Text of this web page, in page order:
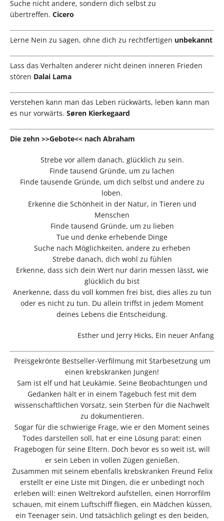
Suche nicht andere, sondern dich selbst zu
übertreffen. Cicero
Lerne Nein zu sagen, ohne dich zu rechtfertigen unbekannt
Lass das Verhalten anderer nicht deinen inneren Frieden
stören Dalai Lama
Verstehen kann man das Leben rückwärts, leben kann man
es nur vorwärts. Søren Kierkegaard
Die zehn >>Gebote<< nach Abraham
Strebe vor allem danach, glücklich zu sein.
Finde tausend Gründe, um zu lachen
Finde tausende Gründe, um dich selbst und andere zu
loben.
Erkenne die Schönheit in der Natur, in Tieren und
Menschen
Finde tausend Gründe, um zu lieben
Tue und denke erhebende Dinge
Suche nach Möglichkeiten, andere zu erheben
Strebe danach, dich wohl zu fühlen
Erkenne, dass sich dein Wert nur darin messen lässt, wie
glücklich du bist
Anerkenne, dass du voll kommen frei bist, dies alles zu tun
oder es nicht zu tun. Du allein triffst in jedem Moment
deines Lebens die Entscheidung.
Esther und Jerry Hicks, Ein neuer Anfang
Preisgekrönte Bestseller-Verfilmung mit Starbesetzung um
einen krebskranken Jungen!
Sam ist elf und hat Leukämie. Seine Beobachtungen und
Gedanken hält er in einem Tagebuch fest mit dem
wissenschaftlichen Vorsatz, sein Sterben für die Nachwelt
zu dokumentieren.
Sogar für die schwierige Frage, wie er den Moment seines
Todes darstellen soll, hat er eine Lösung parat: einen
Fragebogen für seine Eltern. Doch bevor es so weit ist, will
er sein Leben in vollen Zügen genießen.
Zusammen mit seinem ebenfalls krebskranken Freund Felix
erstellt er eine Liste mit Dingen, die er unbedingt noch
erleben will: einen Weltrekord aufstellen, einen Horrorfilm
schauen, mit einem Luftschiff fliegen, ein Mädchen küssen,
ein Teenager sein. Und tatsächlich gelingt es den beiden,